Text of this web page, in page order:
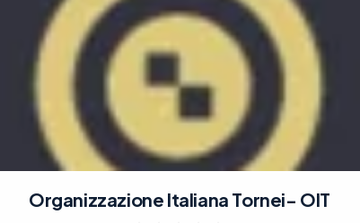
Organizzazione Italiana Tornei- OIT